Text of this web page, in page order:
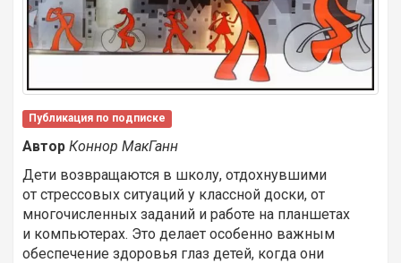
Публикация по подписке
Автор Коннор МакГанн
Дети возвращаются в школу, отдохнувшими
от стрессовых ситуаций у классной доски, от
многочисленных заданий и работе на планшетах
и компьютерах. Это делает особенно важным
обеспечение здоровья глаз детей, когда они